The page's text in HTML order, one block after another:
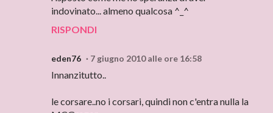
indovinato... almeno qualcosa ^_^
RISPONDI
eden76 7 giugno 2010 alle ore 16:58
Innanzitutto..
le corsare..no i corsari, quindi non c'entra nulla la